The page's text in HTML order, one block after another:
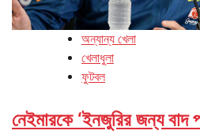
অন্যান্য খেলা
খেলাধুলা
ফুটবল
নেইমারকে ‘ইনজুরির জন্য বাদ